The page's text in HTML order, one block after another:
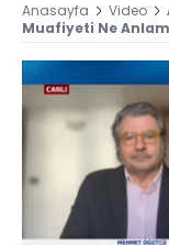
Anasayfa Video
Muafiyeti Ne